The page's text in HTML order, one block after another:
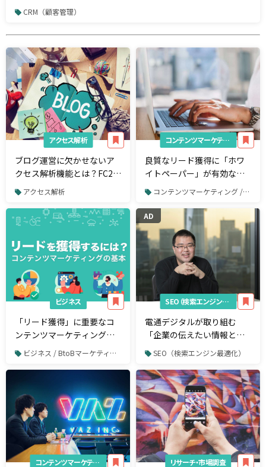
CRM（顧客管理）
アクセス解析
ブログ運営に欠かせないア
クセス解析機能とは？FC2・
アメブロ・はてななど各ブ
アクセス解析
コンテンツマーケティング
良質なリード獲得に「ホワ
イトペーパー」が有効な理
由 コンテンツマーケティング / ホワイトペーパー制作
ビジネス
「リード獲得」に重要なコ
ンテンツマーケティングの
基本ビジネス / BtoBマーケティング
AD
SEO（検索エンジン最適化）
電通デジタルが取り組む
「企業の伝えたい情報とユ
ーザーニーズをマッチさせ
る方法」とは
SEO（検索エンジン最適化）
コンテンツマーケティング リサーチ・市場調査